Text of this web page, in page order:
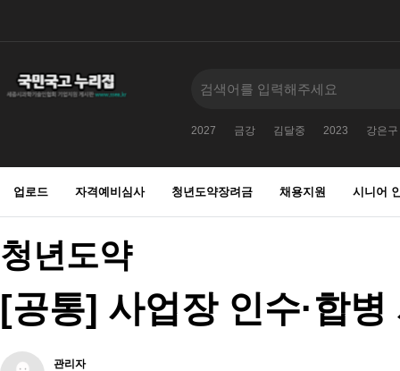
2027 금강 김달중 2023 강은구
업로드 자격예비심사 청년도약장려금 채용지원 시니어
청년도약
[공통] 사업장 인수·합
관리자